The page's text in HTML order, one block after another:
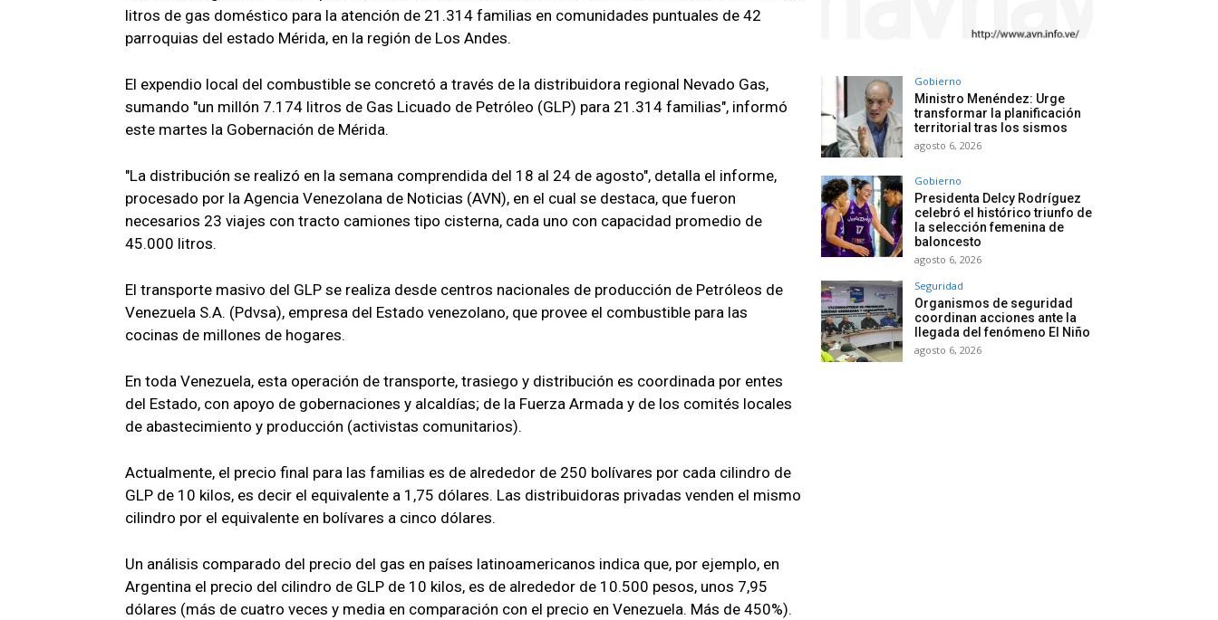
litros de gas doméstico para la atención de 21.314 familias en comunidades puntuales de 42
parroquias del estado Mérida, en la región de Los Andes.
El expendio local del combustible se concretó a través de la distribuidora regional Nevado Gas,
sumando "un millón 7.174 litros de Gas Licuado de Petróleo (GLP) para 21.314 familias", informó
este martes la Gobernación de Mérida.
"La distribución se realizó en la semana comprendida del 18 al 24 de agosto", detalla el informe,
procesado por la Agencia Venezolana de Noticias (AVN), en el cual se destaca, que fueron
necesarios 23 viajes con tracto camiones tipo cisterna, cada uno con capacidad promedio de
45.000 litros.
El transporte masivo del GLP se realiza desde centros nacionales de producción de Petróleos de
Venezuela S.A. (Pdvsa), empresa del Estado venezolano, que provee el combustible para las
cocinas de millones de hogares.
En toda Venezuela, esta operación de transporte, trasiego y distribución es coordinada por entes
del Estado, con apoyo de gobernaciones y alcaldías; de la Fuerza Armada y de los comités locales
de abastecimiento y producción (activistas comunitarios).
Actualmente, el precio final para las familias es de alrededor de 250 bolívares por cada cilindro de
GLP de 10 kilos, es decir el equivalente a 1,75 dólares. Las distribuidoras privadas venden el mismo
cilindro por el equivalente en bolívares a cinco dólares.
Un análisis comparado del precio del gas en países latinoamericanos indica que, por ejemplo, en
Argentina el precio del cilindro de GLP de 10 kilos, es de alrededor de 10.500 pesos, unos 7,95
dólares (más de cuatro veces y media en comparación con el precio en Venezuela. Más de 450%).
Gobierno
Ministro Menéndez: Urge
transformar la planificación
territorial tras los sismos
agosto 6, 2026
Gobierno
Presidenta Delcy Rodríguez
celebró el histórico triunfo de
la selección femenina de
baloncesto
agosto 6, 2026
Seguridad
Organismos de seguridad
coordinan acciones ante la
llegada del fenómeno El Niño
agosto 6, 2026